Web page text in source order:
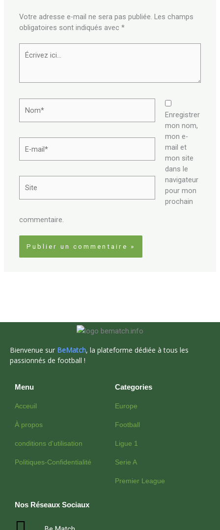
Votre adresse e-mail ne sera pas publiée. Les champs
obligatoires sont indiqués avec*
Écrivez
mail*
Enregistrer
mon nom,
mon e-
mail et
mon site
dans le
navigateur
pour mon
prochain
commentaire.
Bienvenue sur BeMatch, la plateforme dédiée à tous les
passionnés de football !
Menu
Acceuil
À propos
conditions d'utilisation
Politiques-Confidentialité
Categories
Europe
Football
Ligue 1
Serie A
Premier League
Nos Réseaux Sociaux